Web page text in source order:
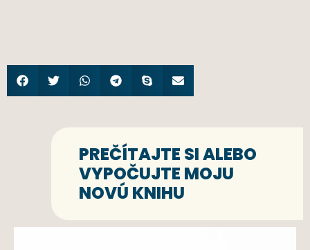
PREČÍTAJTE SI ALEBO
VYPOČUJTE MOJU
NOVÚ KNIHU